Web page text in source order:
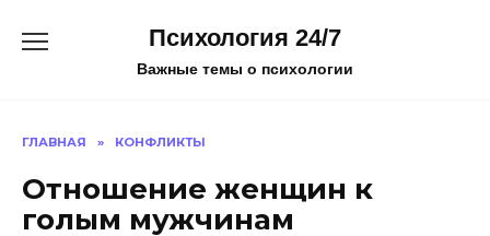
Психология 24/7
Важные темы о психологии
ГЛАВНАЯ » КОНФЛИКТЫ
Отношение женщин к
голым мужчинам